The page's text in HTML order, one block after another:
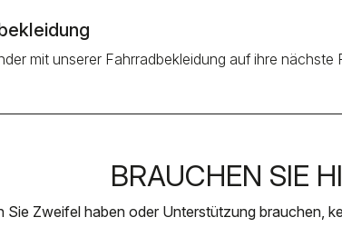
mit unserer Fahrradbekleidung auf ihre nächste
BRAUCHEN SIE
Sie Zweifel haben oder Unterstützung brauchen,